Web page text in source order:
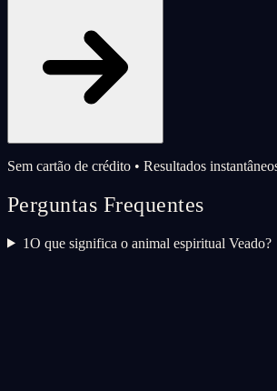
Sem cartão de crédito • Resultados
Perguntas Frequentes
1O que significa o animal espiritual Veado?